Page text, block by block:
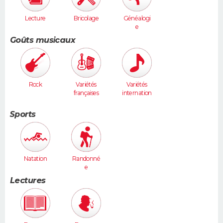
Lecture Bricolage
Généalogi
e
Goûts musicaux
Rock
Variétés
françaises
Variétés
internation
Sports
Natation
Randonné
e
Lectures